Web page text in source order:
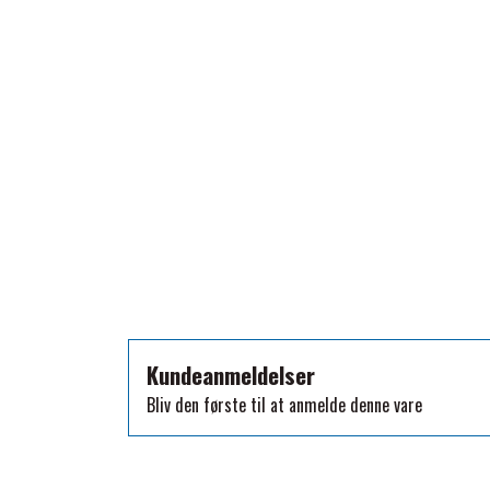
Kundeanmeldelser
Bliv den første til at anmelde denne vare